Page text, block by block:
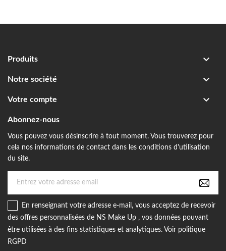
Produits 
Notre société 
Votre compte 
Abonnez-nous
Vous pouvez vous désinscrire à tout moment. Vous trouverez pour
cela nos informations de contact dans les conditions d'utilisation
du site.
En renseignant votre adresse e-mail, vous acceptez de recevoir
des offres personnalisées de NS Make Up , vos données pouvant
être utilisées à des fins statistiques et analytiques. Voir politique
RGPD